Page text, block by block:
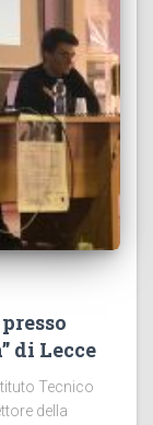
di Lecce
Tecnico
della